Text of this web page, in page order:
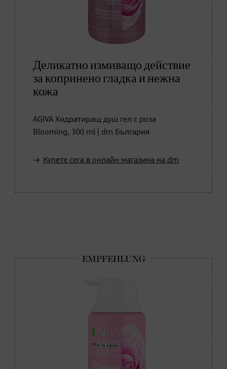
Деликатно измиващо действие
за копринено гладка и нежна
кожа
AGIVA Хидратиращ душ гел с роза
Blooming, 300 ml | dm България
Купете сега в онлайн магазина на dm